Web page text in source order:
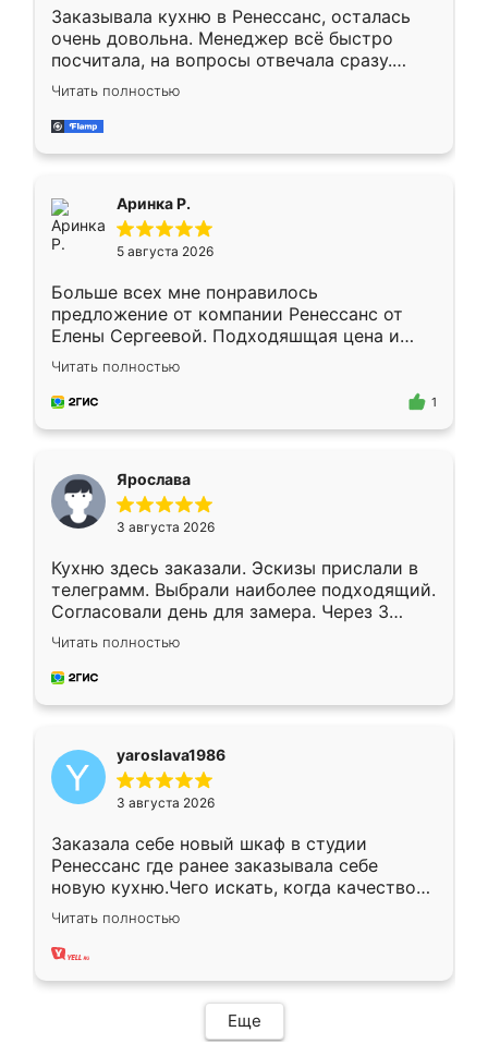
Заказывала кухню в Ренессанс, осталась
очень довольна. Менеджер всё быстро
посчитала, на вопросы отвечала сразу.
Замерщик приехал в субботу, подошёл к
делу со всей ответственностью. Собрали
за день, ребята работали аккуратно, даже
Читать полностью
Аринка Р.
5 августа 2026
Больше всех мне понравилось
предложение от компании Ренессанс от
Елены Сергеевой. Подходяшщая цена и
короткие сроки изготовления. Приехавший
для замера сотрудник Владислав
предложил по моему эскизу самый
Читать полностью
1
Ярослава
3 августа 2026
Кухню здесь заказали. Эскизы прислали в
телеграмм. Выбрали наиболее подходящий.
Согласовали день для замера. Через 3
недели кухня была уже готова. Остались
довольны работой. Спасибо Ренессанс
мебель за качественную работу!
Читать полностью
yaroslava1986
3 августа 2026
Заказала себе новый шкаф в студии
Ренессанс где ранее заказывала себе
новую кухню.Чего искать, когда качеством
вполне довольна. Служит кухня уже почти
два года, нареканий нет.
Читать полностью
Еще